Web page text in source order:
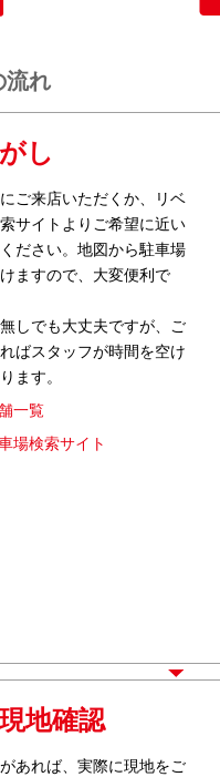
流れ
し
ご来店いただくか、リベ
サイトよりご希望に近い
ださい。地図から駐車場
ますので、大変便利で
しでも大丈夫ですが、ご
ばスタッフが時間を空け
ます。
一覧
場検索サイト
地確認
あれば、実際に現地をご